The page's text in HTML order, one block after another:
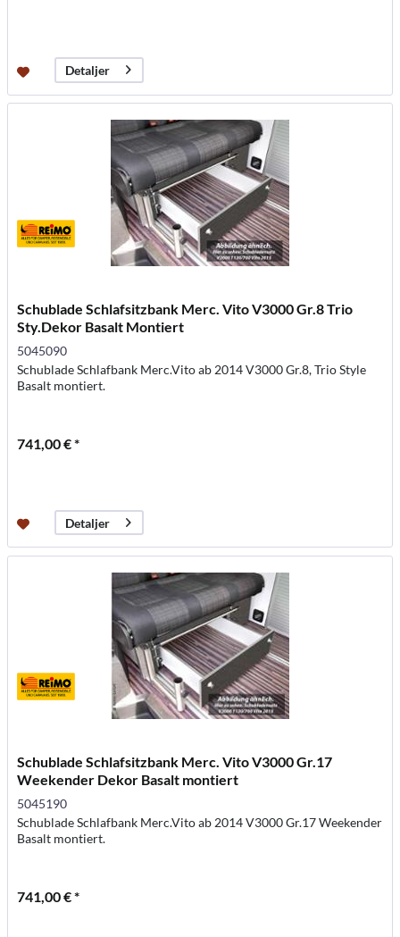
Detaljer
Schublade Schlafsitzbank Merc. Vito V3000 Gr.8 Trio
Sty.Dekor Basalt Montiert
5045090
Schublade Schlafbank Merc.Vito ab 2014 V3000 Gr.8, Trio Style
Basalt montiert.
741,00 € *
Detaljer
Schublade Schlafsitzbank Merc. Vito V3000 Gr.17
Weekender Dekor Basalt montiert
5045190
Schublade Schlafbank Merc.Vito ab 2014 V3000 Gr.17 Weekender
Basalt montiert.
741,00 € *